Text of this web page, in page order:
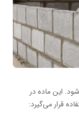
این ماده در
قرار می‌گیرد: